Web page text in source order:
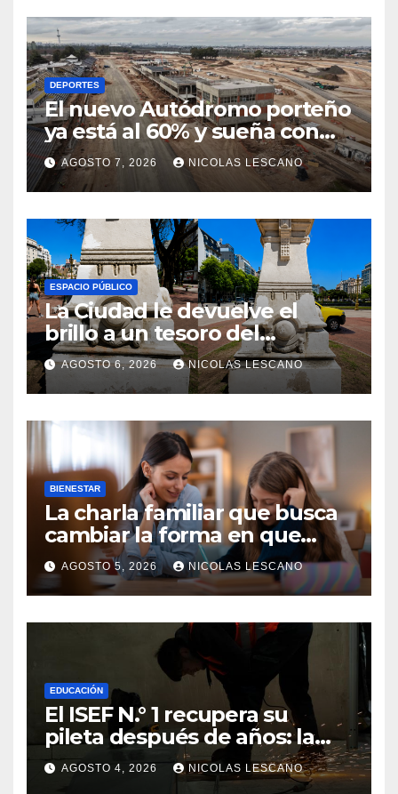
DEPORTES
El nuevo Autódromo porteño
ya está al 60% y sueña con
volver a tener Fórmula 1
AGOSTO 7, 2026 NICOLAS LESCANO
ESPACIO PÚBLICO
La Ciudad le devuelve el
brillo a un tesoro del
Centenario en Plaza del
Congreso
AGOSTO 6, 2026 NICOLAS LESCANO
BIENESTAR
La charla familiar que busca
cambiar la forma en que
educamos a nuestros hijos
sobre el dinero
AGOSTO 5, 2026 NICOLAS LESCANO
EDUCACIÓN
El ISEF N.° 1 recupera su
pileta después de años: la
obra ya supera el 50% y
cambia la formación de miles
AGOSTO 4, 2026 NICOLAS LESCANO